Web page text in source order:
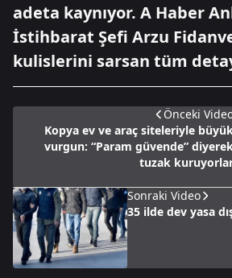
adeta kaynıyor. A Haber
İstihbarat Şefi Arzu
kulislerini sarsan tüm
Önceki
Kopya ev ve araç siteleriyle
vurgun: “Param güvende”
tuzak
Sonraki Video
35 ilde dev yasa